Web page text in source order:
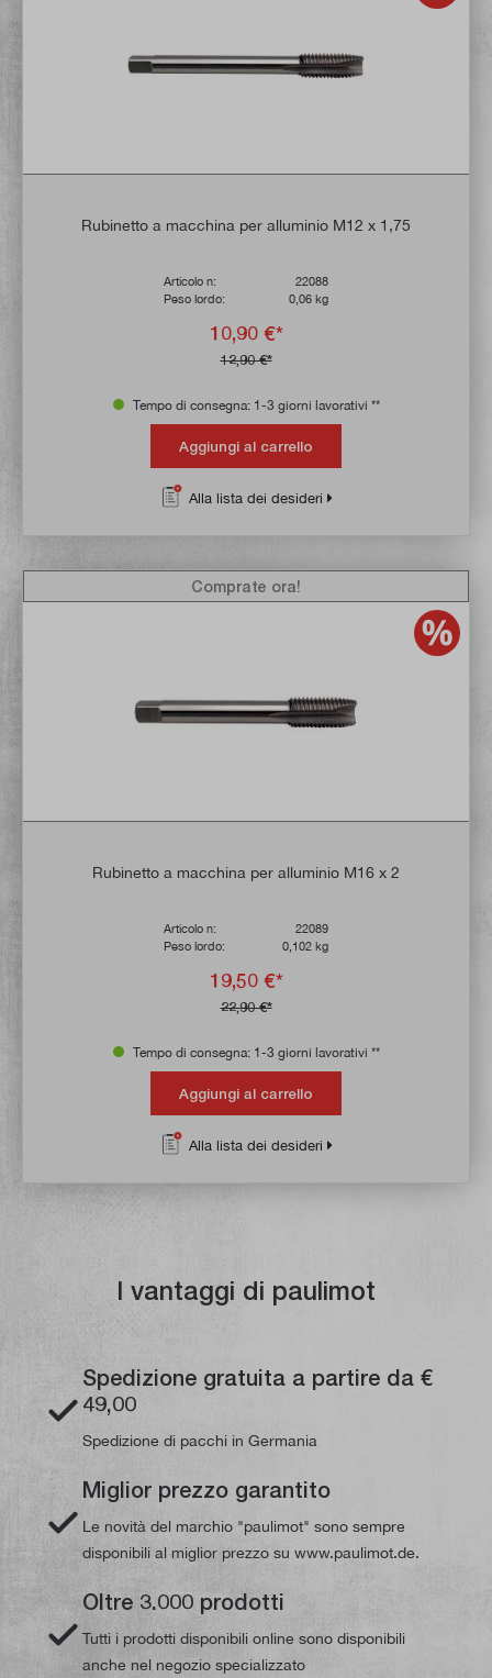
Rubinetto a macchina per alluminio M12 x 1,75
Articolo n:
22088
Peso lordo:
0,06 kg
10,90 €*
12,90 €*
Tempo di consegna: 1-3 giorni lavorativi **
Aggiungi al carrello
Alla lista dei desideri
Rubinetto a macchina per alluminio M16 x 2
Articolo n:
22089
Peso lordo:
0,102 kg
19,50 €*
22,90 €*
Comprate ora!
Tempo di consegna: 1-3 giorni lavorativi **
Aggiungi al carrello
Alla lista dei desideri
I vantaggi di paulimot
Spedizione gratuita a partire da €
49,00
Spedizione di pacchi in Germania
Miglior prezzo garantito
Le novità del marchio "paulimot" sono sempre
disponibili al miglior prezzo su www.paulimot.de.
Oltre 3.000 prodotti
Tutti i prodotti disponibili online sono disponibili
anche nel negozio specializzato